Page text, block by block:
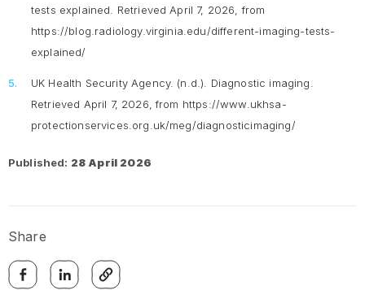
tests explained.
Retrieved April 7, 2026, from
https://blog.radiology.virginia.edu/different-imaging-tests-
explained/
UK Health Security Agency. (n.d.). Diagnostic imaging
Retrieved April 7, 2026, from https://www.ukhsa-
protectionservices.org.uk/meg/diagnosticimaging/
Published: 28 April 2026
Share